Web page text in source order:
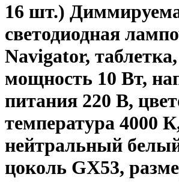
16 шт.)
светодиодная
Navigator, таблетка,
мощность 10 Вт,
питания 220 В,
температура 4000
нейтральный
цоколь GX53,